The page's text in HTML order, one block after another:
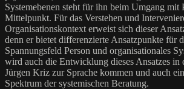
Systemebenen steht für ihn beim Umgang mit
Mittelpunkt. Für das Verstehen und
Organisationskontext erweist sich dieser
denn er bietet differenzierte Ansatzpunkte für
Spannungsfeld Person und organisationales
wird auch die Entwicklung dieses Ansatzes in
Jürgen Kriz zur Sprache kommen und auch
Spektrum der systemischen Beratung.